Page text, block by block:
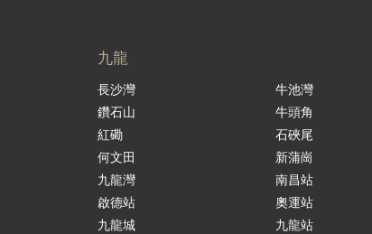
九龍
長沙灣
鑽石山
紅磡
何文田
九龍灣
啟德站
九龍城
牛池灣
牛頭角
石硤尾
新蒲崗
南昌站
奧運站
九龍站